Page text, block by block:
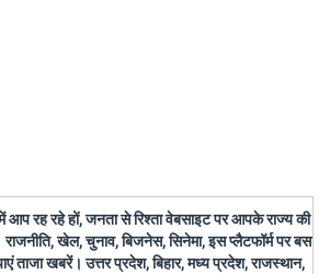
आप रह रहे हों, जनता से रिश्ता वेबसाइट पर आपके राज्य की
खेल, चुनाव, बिजनेस, सिनेमा, इस प्लैटफॉर्म पर बस
ताजा खबरें। उत्तर प्रदेश, बिहार, मध्य प्रदेश, राजस्थान,